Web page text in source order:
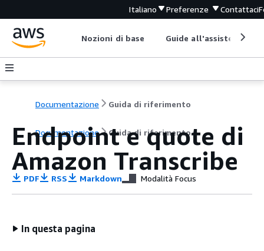
Italiano Preferenze Contattaci
Nozioni di base Guide all'assistenza
Documentazione Guida di riferimento
Documentazione Guida di riferimento
Endpoint e quote di
Amazon Transcribe
PDF RSS Markdown Modalità Focus
In questa pagina